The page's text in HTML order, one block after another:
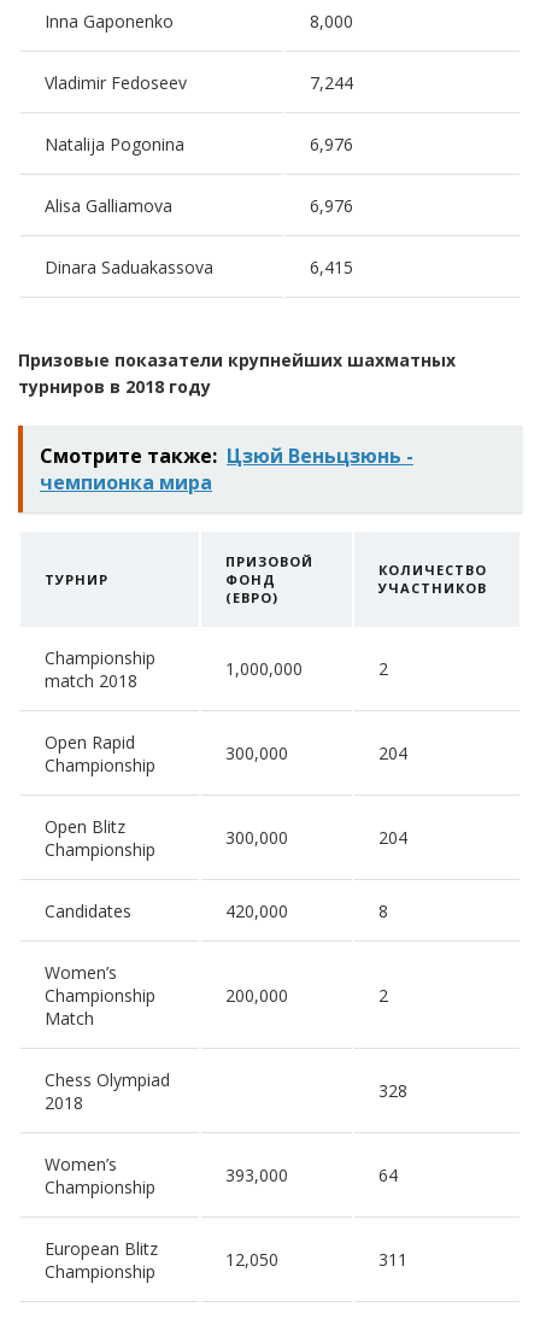
Inna Gaponenko 8,000
Vladimir Fedoseev 7,244
Natalija Pogonina 6,976
Alisa Galliamova 6,976
Dinara Saduakassova 6,415
Призовые показатели крупнейших шахматных
турниров в 2018 году
Смотрите также: Цзюй Веньцзюнь -
чемпионка мира
ТУРНИР
ПРИЗОВОЙ
ФОНД
(ЕВРО)
КОЛИЧЕСТВО
УЧАСТНИКОВ
Championship
match 2018
1,000,000 2
Open Rapid
Championship
300,000 204
Open Blitz
Championship
300,000 204
Candidates 420,000 8
Women’s
Championship
Match
200,000 2
Chess Olympiad
2018
328
Women’s
Championship
393,000 64
European Blitz
Championship
12,050 311